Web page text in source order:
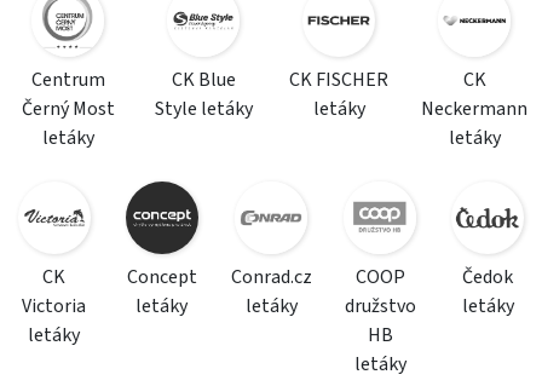
Centrum
Černý Most
letáky
CK Blue
Style letáky
CK FISCHER
letáky
CK
Neckermann
letáky
CK
Victoria
letáky
Concept
letáky
Conrad.cz
letáky
COOP
družstvo
HB
letáky
Čedok
letáky